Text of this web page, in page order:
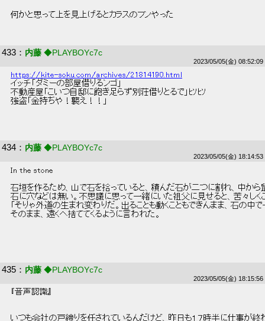
何かと思って上を見上げるとカラスのフンやった
433 ： 内藤 ◆PLAYBOYc7c
2023/05/05(金) 08:52:09
https://kite-soku.com/archives/21814190.html
イッチ「ダミーの部屋借りるンゴ」
不動産屋「こいつ自邸に飽き足らず別荘借りとるで」ﾋｿﾋｿ
強盗「金持ちや！襲え！！」
434 ： 内藤 ◆PLAYBOYc7c
2023/05/05(金) 18:14:53
In the stone
石垣を作るため、山で石を拾っていると、積んだ石が二つに割れ、中か
石に穴などは無い。不思議に思って一緒にいた祖父に見せると、苦々しく
「そりゃ外道の生まれ変わりだ。出ることも動くこともできんまま、石の中
そのまま、遠くへ捨ててくるように言われた。
435 ： 内藤 ◆PLAYBOYc7c
2023/05/05(金) 18:15:56
『音声認識』
いつも会社の戸締りを任されているんだけど、昨日も１７時半に仕事が終